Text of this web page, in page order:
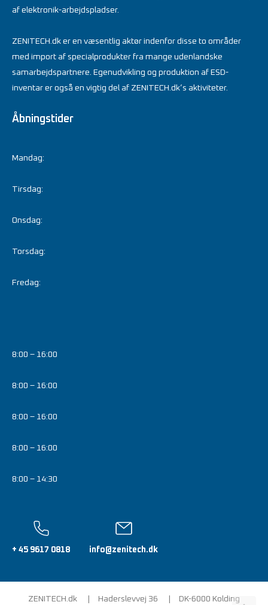
af elektronik-arbejdspladser.
ZENITECH.dk er en væsentlig aktør indenfor disse to områder
med import af specialprodukter fra mange udenlandske
samarbejdspartnere. Egenudvikling og produktion af ESD-
inventar er også en vigtig del af ZENITECH.dk’s aktiviteter.
Åbningstider
Mandag:
Tirsdag:
Onsdag:
Torsdag:
Fredag:
8:00 – 16:00
8:00 – 16:00
8:00 – 16:00
8:00 – 16:00
8:00 – 14:30
+ 45 9617 0818 info@zenitech.dk
ZENITECH.dk Haderslevvej 36 DK-6000 Kolding